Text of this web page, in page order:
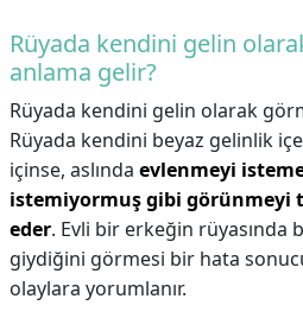
Rüyada kendini gelin
anlama gelir?
Rüyada kendini gelin olarak
Rüyada kendini beyaz gelinlik
içinse, aslında evlenmeyi
istemiyormuş gibi görünmeyi
eder. Evli bir erkeğin rüyasında
giydiğini görmesi bir hata
olaylara yorumlanır.